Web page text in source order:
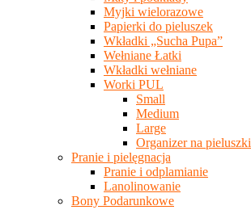
Myjki wielorazowe
Papierki do pieluszek
Wkładki „Sucha Pupa”
Wełniane Łatki
Wkładki wełniane
Worki PUL
Small
Medium
Large
Organizer na pieluszki
Pranie i pielęgnacja
Pranie i odplamianie
Lanolinowanie
Bony Podarunkowe